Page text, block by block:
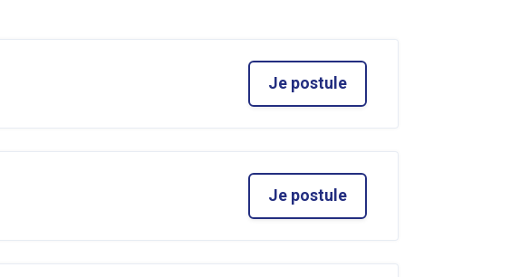
Je postule
Je postule